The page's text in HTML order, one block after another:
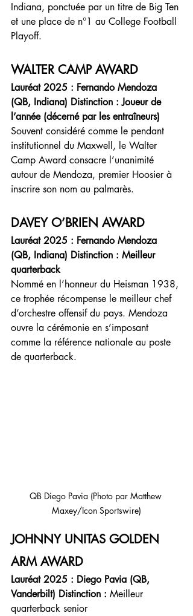
Indiana, ponctuée par un titre de Big Ten
et une place de n°1 au College Football
Playoff.
WALTER CAMP AWARD
Lauréat 2025 : Fernando Mendoza
(QB, Indiana) Distinction : Joueur de
l’année (décerné par les entraîneurs)
Souvent considéré comme le pendant
institutionnel du Maxwell, le Walter
Camp Award consacre l’unanimité
autour de Mendoza, premier Hoosier à
inscrire son nom au palmarès.
DAVEY O’BRIEN AWARD
Lauréat 2025 : Fernando Mendoza
(QB, Indiana) Distinction : Meilleur
quarterback
Nommé en l’honneur du Heisman 1938,
ce trophée récompense le meilleur chef
d’orchestre offensif du pays. Mendoza
ouvre la cérémonie en s’imposant
comme la référence nationale au poste
de quarterback.
QB Diego Pavia (Photo par Matthew
Maxey/Icon Sportswire)
JOHNNY UNITAS GOLDEN
ARM AWARD
Lauréat 2025 : Diego Pavia (QB,
Vanderbilt) Distinction : Meilleur
quarterback senior